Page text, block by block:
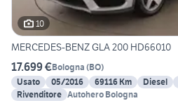
10
MERCEDES-BENZ GLA 200 HD66010
17.699 €Bologna (BO)
Usato
05/2016 69116 Km Diesel
Rivenditore Autohero Bologna